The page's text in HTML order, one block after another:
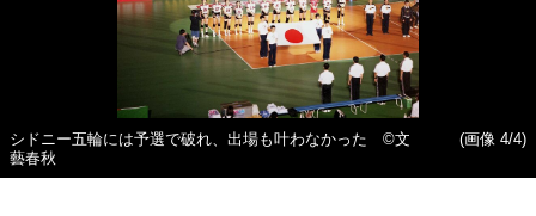
シドニー五輪には予選で破れ、出場も叶わなかった ©文
藝春秋
(画像 4/4)